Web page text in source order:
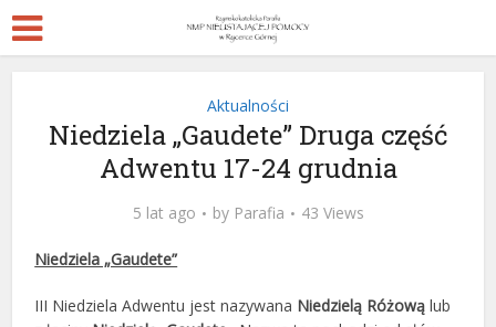
Aktualności
Niedziela „Gaudete” Druga część
Adwentu 17-24 grudnia
5 lat ago by Parafia 43 Views
Niedziela „Gaudete”
III Niedziela Adwentu jest nazywana Niedzielą Różową lub